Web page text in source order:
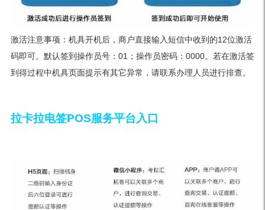
激活注意事项：机具开机后，商户直接输入短信中收到的12位激活
码即可。默认签到操作员号：01；操作员密码：0000。若在激活签
到得过程中机具页面提示有其它异常，请联系办理人员进行排查。
拉卡拉电签POS服务平台入口